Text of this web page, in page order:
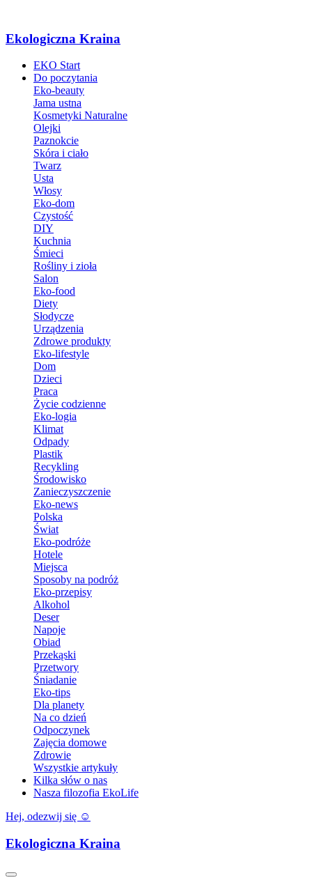
Ekologiczna Kraina
EKO Start
Do poczytania
Eko-beauty
Jama ustna
Kosmetyki Naturalne
Olejki
Paznokcie
Skóra i ciało
Twarz
Usta
Włosy
Eko-dom
Czystość
DIY
Kuchnia
Śmieci
Rośliny i zioła
Salon
Eko-food
Diety
Słodycze
Urządzenia
Zdrowe produkty
Eko-lifestyle
Dom
Dzieci
Praca
Życie codzienne
Eko-logia
Klimat
Odpady
Plastik
Recykling
Środowisko
Zanieczyszczenie
Eko-news
Polska
Świat
Eko-podróże
Hotele
Miejsca
Sposoby na podróż
Eko-przepisy
Alkohol
Deser
Napoje
Obiad
Przekąski
Przetwory
Śniadanie
Eko-tips
Dla planety
Na co dzień
Odpoczynek
Zajęcia domowe
Zdrowie
Wszystkie artykuły
Kilka słów o nas
Nasza filozofia EkoLife
Hej, odezwij się ☺️
Ekologiczna Kraina